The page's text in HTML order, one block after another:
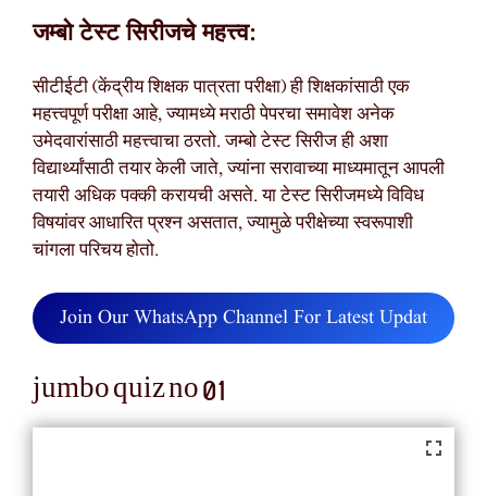
जम्बो टेस्ट सिरीजचे महत्त्व:
सीटीईटी (केंद्रीय शिक्षक पात्रता परीक्षा) ही शिक्षकांसाठी एक
महत्त्वपूर्ण परीक्षा आहे, ज्यामध्ये मराठी पेपरचा समावेश अनेक
उमेदवारांसाठी महत्त्वाचा ठरतो. जम्बो टेस्ट सिरीज ही अशा
विद्यार्थ्यांसाठी तयार केली जाते, ज्यांना सरावाच्या माध्यमातून आपली
तयारी अधिक पक्की करायची असते. या टेस्ट सिरीजमध्ये विविध
विषयांवर आधारित प्रश्न असतात, ज्यामुळे परीक्षेच्या स्वरूपाशी
चांगला परिचय होतो.
Join Our WhatsApp Channel For Latest Updat
jumbo quiz no 01